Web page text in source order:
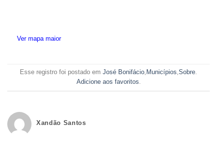
Ver mapa maior
Esse registro foi postado em José Bonifácio, Municípios,Sobre.
Adicione aos favoritos.
Xandão Santos